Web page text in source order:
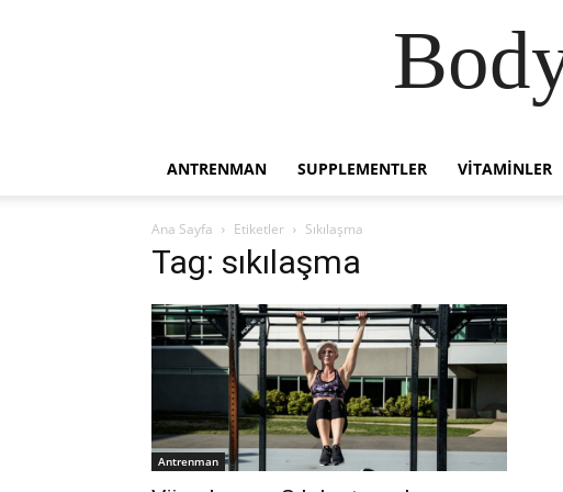
ANTRENMAN SUPPLEMENTLER VITAMINLER
Ana Sayfa Etiketler Sıkılaşma
Tag: sıkılaşma
Antrenman